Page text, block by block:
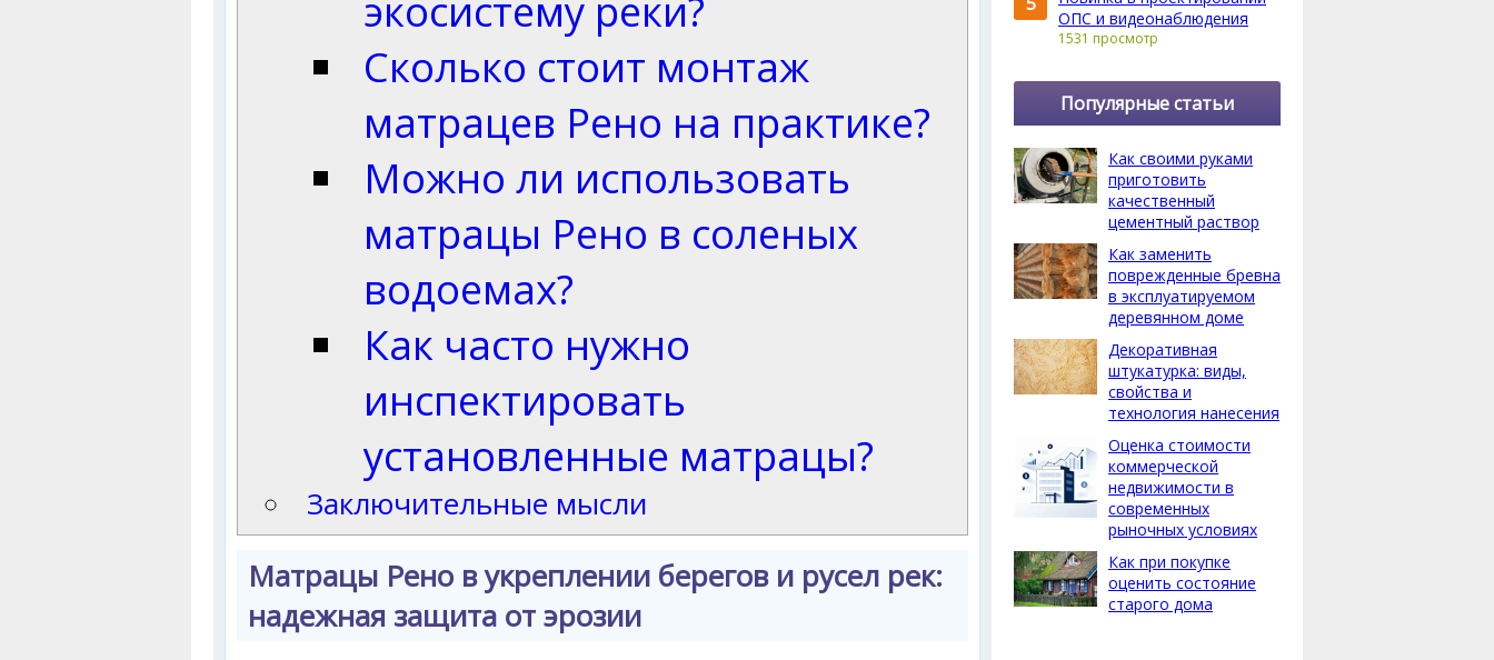
экосистему реки?
Сколько стоит монтаж
матрацев Рено на практике?
Можно ли использовать
матрацы Рено в соленых
водоемах?
Как часто нужно
инспектировать
установленные матрацы?
Заключительные мысли
Матрацы Рено в укреплении берегов и русел рек:
надежная защита от эрозии
ОПС и видеонаблюдения
1531 просмотр
Популярные статьи
Как своими руками
приготовить
качественный
цементный раствор
Как заменить
поврежденные бревна
в эксплуатируемом
деревянном доме
Декоративная
штукатурка: виды,
свойства и
технология нанесения
Оценка стоимости
коммерческой
недвижимости в
современных
рыночных условиях
Как при покупке
оценить состояние
старого дома